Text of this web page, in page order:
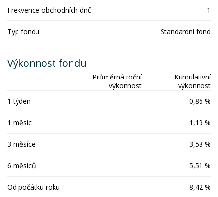
Frekvence obchodních dnů 1
Typ fondu Standardní fond
Výkonnost fondu
Průměrná roční
výkonnost
Kumulativní
výkonnost
1 týden
0,86 %
1 měsíc 1,19 %
3 měsíce 3,58 %
6 měsíců 5,51 %
Od počátku roku 8,42 %